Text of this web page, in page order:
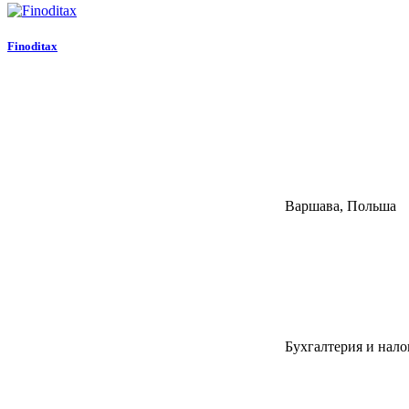
Finoditax
Варшава, Польша
Бухгалтерия и